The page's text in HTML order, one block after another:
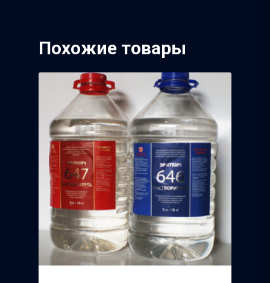
Похожие товарыПроизводители
Группа компаний
инструмент
Белгородский
завод
ISMAFLEX
ТД Синтез
Полимерпласт
3Д Крестики
Волжский
Завод
Точки продаж
Сотрудничество
Контакты